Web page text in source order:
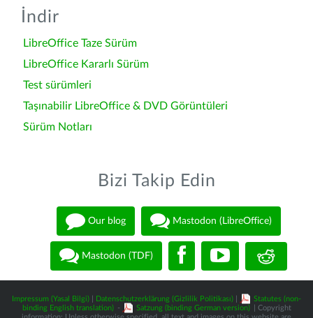
İndir
LibreOffice Taze Sürüm
LibreOffice Kararlı Sürüm
Test sürümleri
Taşınabilir LibreOffice & DVD Görüntüleri
Sürüm Notları
Bizi Takip Edin
Our blog Mastodon (LibreOffice)
Mastodon (TDF)
Impressum (Yasal Bilgi) Datenschutzerklärung (Gizlilik Politikası)
Statutes (non-
binding English translation) - Satzung (binding German version)
| Copyright